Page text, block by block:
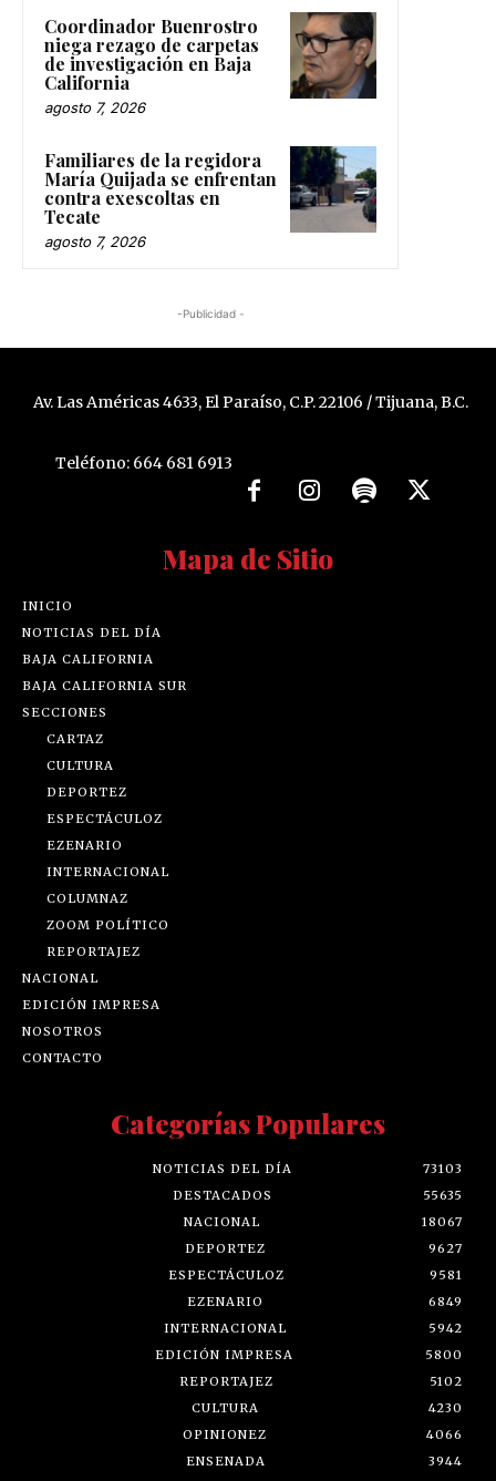
Coordinador Buenrostro
niega rezago de carpetas
de investigación en Baja
California
agosto 7, 2026
Familiares de la regidora
María Quijada se enfrentan
contra exescoltas en
Tecate
agosto 7, 2026
-Publicidad -
Av. Las Américas 4633, El Paraíso, C.P. 22106 / Tijuana, B.C.
Teléfono: 664 681 6913
Mapa de Sitio
INICIO
NOTICIAS DEL DÍA
BAJA CALIFORNIA
BAJA CALIFORNIA SUR
SECCIONES
CARTAZ
CULTURA
DEPORTEZ
ESPECTÁCULOZ
EZENARIO
INTERNACIONAL
COLUMNAZ
ZOOM POLÍTICO
REPORTAJEZ
NACIONAL
EDICIÓN IMPRESA
NOSOTROS
CONTACTO
Categorías Populares
NOTICIAS DEL DÍA
73103
DESTACADOS
55635
NACIONAL
18067
DEPORTEZ
9627
ESPECTÁCULOZ
9581
EZENARIO
6849
INTERNACIONAL
5942
EDICIÓN IMPRESA
5800
REPORTAJEZ
5102
CULTURA
4230
OPINIONEZ
4066
ENSENADA
3944